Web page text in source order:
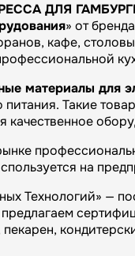
ДЛЯ
» от бренда
кафе,
материалы для
Такие
качественное
на
Технологий» —